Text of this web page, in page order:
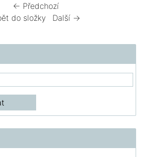
← Předchozí
do složky
Další →